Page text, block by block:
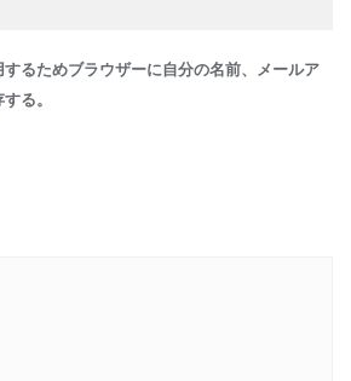
るためブラウザーに自分の名前、メールア
る。